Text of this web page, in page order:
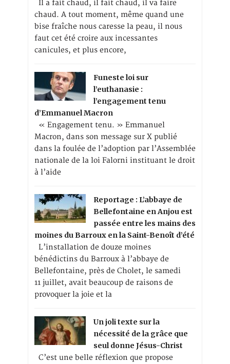
Il a fait chaud, il fait chaud, il va faire
chaud. A tout moment, même quand une
bise fraîche nous caresse la peau, il nous
faut cet été croire aux incessantes
canicules, et plus encore,
Funeste loi sur
l’euthanasie :
l’engagement tenu
d’Emmanuel Macron
« Engagement tenu. » Emmanuel
Macron, dans son message sur X publié
dans la foulée de l’adoption par l’Assemblée
nationale de la loi Falorni instituant le droit
à l’aide
Reportage : L’abbaye de
Bellefontaine en Anjou est
passée entre les mains des
moines du Barroux en la Saint-Benoît d’été
L’installation de douze moines
bénédictins du Barroux à l’abbaye de
Bellefontaine, près de Cholet, le samedi
11 juillet, avait beaucoup de raisons de
provoquer la joie et la
Un joli texte sur la
nécessité de la grâce que
seul donne Jésus-Christ
C’est une belle réflexion que propose